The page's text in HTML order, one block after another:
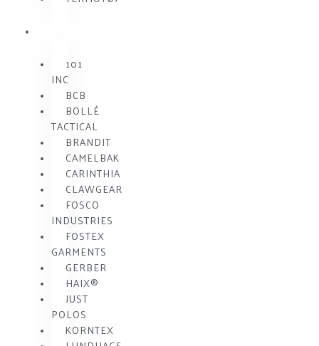
101
INC
BCB
BOLLÉ
TACTICAL
BRANDIT
CAMELBAK
CARINTHIA
CLAWGEAR
FOSCO
INDUSTRIES
FOSTEX
GARMENTS
GERBER
HAIX®
JUST
POLOS
KORNTEX